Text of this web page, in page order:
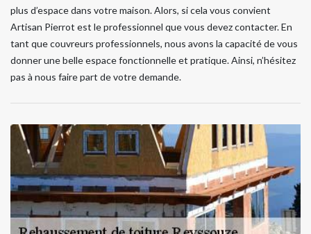
plus d’espace dans votre maison. Alors, si cela vous convient
Artisan Pierrot est le professionnel que vous devez contacter. En
tant que couvreurs professionnels, nous avons la capacité de vous
donner une belle espace fonctionnelle et pratique. Ainsi, n’hésitez
pas à nous faire part de votre demande.